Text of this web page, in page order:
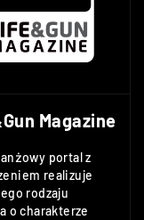
Magazine
portal z
realizuje
rodzaju
o charakterze